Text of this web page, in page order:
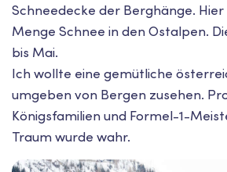
Schneedecke der Berghänge.
Menge Schnee in den Ostalpen.
bis Mai.
Ich wollte eine gemütliche
umgeben von Bergen zusehen.
Königsfamilien und Formel-1-
Traum wurde wahr.